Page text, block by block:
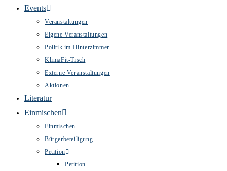
Events
Veranstaltungen
Eigene Veranstaltungen
Politik im Hinterzimmer
KlimaFit-Tisch
Externe Veranstaltungen
Aktionen
Literatur
Einmischen
Einmischen
Bürgerbeteiligung
Petition
Petition